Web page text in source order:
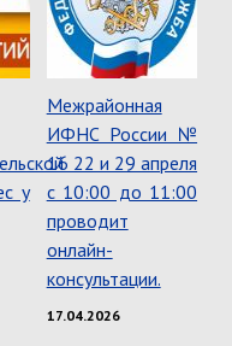
граждан
у
Межрайонная
ИФНС России №
16 22 и 29 апреля
с 10:00 до 11:00
проводит
онлайн-
консультации.
17.04.2026